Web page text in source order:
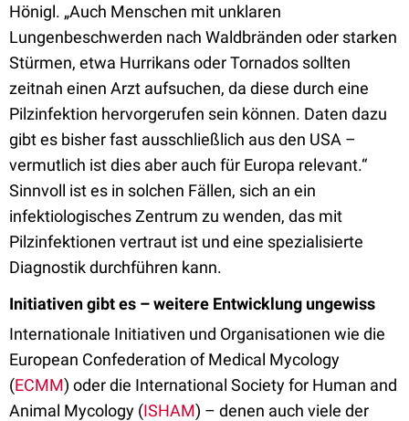
Hönigl. „Auch Menschen mit unklaren
Lungenbeschwerden nach Waldbränden oder starken
Stürmen, etwa Hurrikans oder Tornados sollten
zeitnah einen Arzt aufsuchen, da diese durch eine
Pilzinfektion hervorgerufen sein können. Daten dazu
gibt es bisher fast ausschließlich aus den USA –
vermutlich ist dies aber auch für Europa relevant.“
Sinnvoll ist es in solchen Fällen, sich an ein
infektiologisches Zentrum zu wenden, das mit
Pilzinfektionen vertraut ist und eine spezialisierte
Diagnostik durchführen kann.
Initiativen gibt es – weitere Entwicklung ungewiss
Internationale Initiativen und Organisationen wie die
European Confederation of Medical Mycology
(ECMM) oder die International Society for Human and
Animal Mycology (ISHAM) – denen auch viele der